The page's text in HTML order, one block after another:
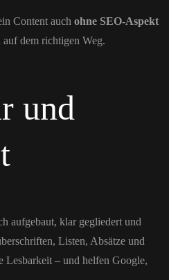
Content auch ohne SEO-Aspekt
dem richtigen Weg.
und
aufgebaut, klar gegliedert und
Listen, Absätze und
Lesbarkeit – und helfen Google,